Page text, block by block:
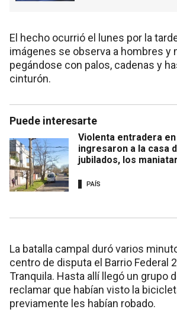
El hecho ocurrió el lunes por la
imágenes se observa a hombres y
pegándose con palos, cadenas y
cinturón.
Puede interesarte
Violenta entradera en
ingresaron a la casa
jubilados, los
PAÍS
La batalla campal duró varios
centro de disputa el Barrio Federal
Tranquila. Hasta allí llegó un grupo
reclamar que habían visto la
previamente les habían robado.